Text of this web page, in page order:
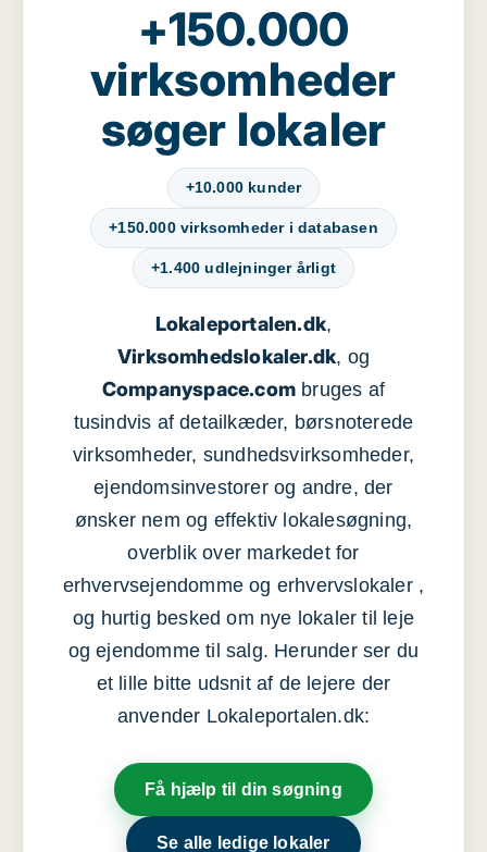
+150.000
virksomheder
søger lokaler
+10.000 kunder
+150.000 virksomheder i databasen
+1.400 udlejninger årligt
Lokaleportalen.dk,
Virksomhedslokaler.dk, og
Companyspace.com bruges af
tusindvis af detailkæder, børsnoterede
virksomheder, sundhedsvirksomheder,
ejendomsinvestorer og andre, der
ønsker nem og effektiv lokalesøgning,
overblik over markedet for
erhvervsejendomme og erhvervslokaler ,
og hurtig besked om nye lokaler til leje
og ejendomme til salg. Herunder ser du
et lille bitte udsnit af de lejere der
anvender Lokaleportalen.dk:
Få hjælp til din søgning
Se alle ledige lokaler